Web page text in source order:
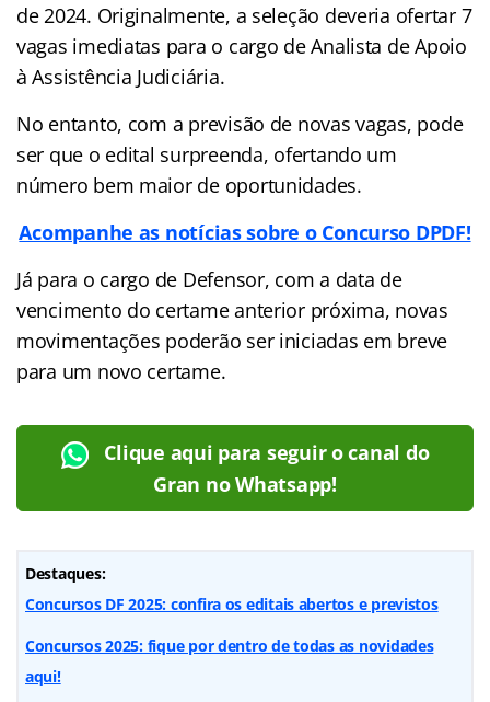
de 2024. Originalmente, a seleção deveria ofertar 7
vagas imediatas para o cargo de Analista de Apoio
à Assistência Judiciária.
No entanto, com a previsão de novas vagas, pode
ser que o edital surpreenda, ofertando um
número bem maior de oportunidades.
Acompanhe as notícias sobre o Concurso DPDF!
Já para o cargo de Defensor, com a data de
vencimento do certame anterior próxima, novas
movimentações poderão ser iniciadas em breve
para um novo certame.
Clique aqui para seguir o canal do
Gran no Whatsapp!
Destaques:
Concursos DF 2025: confira os editais abertos e previstos
Concursos 2025: fique por dentro de todas as novidades
aqui!